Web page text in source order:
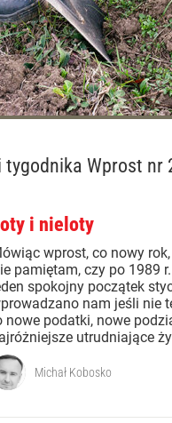
tygodnika Wprost nr
i nieloty
wprost, co nowy
pamiętam, czy po 1989
spokojny początek
nam jeśli nie
nowe podatki, nowe
utrudniające
Michał Kobosko